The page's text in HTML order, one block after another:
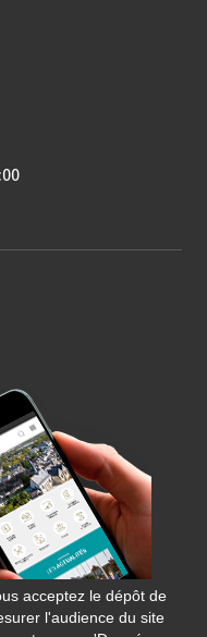
acceptez le dépôt de
l'audience du site